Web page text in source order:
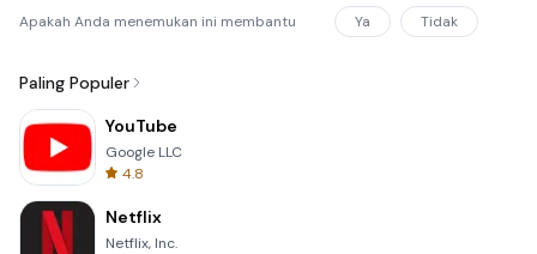
Apakah Anda menemukan ini membantu Ya Tidak
Paling Populer
YouTube
Google LLC
4.8
Netflix
Netflix, Inc.